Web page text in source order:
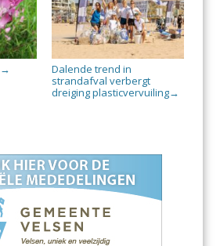
→
Dalende trend in
strandafval verbergt
dreiging plasticvervuiling→